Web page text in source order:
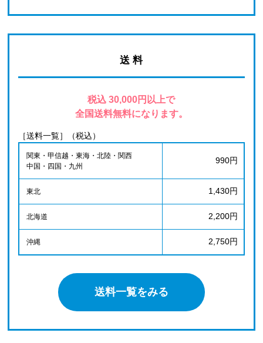
送 料
税込 30,000円以上で
全国送料無料になります。
［送料一覧］（税込）
関東・甲信越・東海・北陸・関西
中国・四国・九州
990円
東北 1,430円
北海道 2,200円
沖縄 2,750円
送料一覧をみる